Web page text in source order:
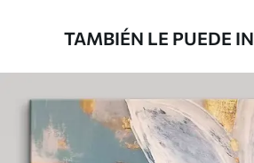
TAMBIÉN LE PUEDE